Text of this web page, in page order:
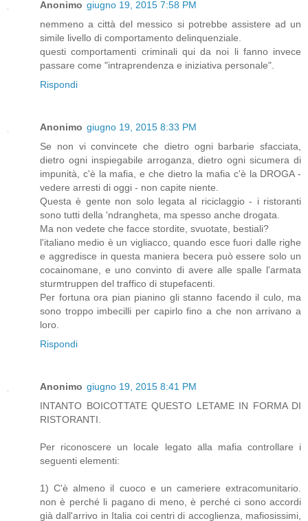
Anonimo giugno 19, 2015 7:58 PM
nemmeno a città del messico si potrebbe assistere ad un
simile livello di comportamento delinquenziale.
questi comportamenti criminali qui da noi li fanno invece
passare come "intraprendenza e iniziativa personale".
Rispondi
Anonimo giugno 19, 2015 8:33 PM
Se non vi convincete che dietro ogni barbarie sfacciata,
dietro ogni inspiegabile arroganza, dietro ogni sicumera di
impunità, c'è la mafia, e che dietro la mafia c'è la DROGA -
vedere arresti di oggi - non capite niente.
Questa è gente non solo legata al riciclaggio - i ristoranti
sono tutti della 'ndrangheta, ma spesso anche drogata.
Ma non vedete che facce stordite, svuotate, bestiali?
l'italiano medio è un vigliacco, quando esce fuori dalle righe
e aggredisce in questa maniera becera può essere solo un
cocainomane, e uno convinto di avere alle spalle l'armata
sturmtruppen del traffico di stupefacenti.
Per fortuna ora pian pianino gli stanno facendo il culo, ma
sono troppo imbecilli per capirlo fino a che non arrivano a
loro.
Rispondi
Anonimo giugno 19, 2015 8:41 PM
INTANTO BOICOTTATE QUESTO LETAME IN FORMA DI
RISTORANTI.
Per riconoscere un locale legato alla mafia controllare i
seguenti elementi:
1) C'è almeno il cuoco e un cameriere extracomunitario.
non è perché li pagano di meno, è perché ci sono accordi
già dall'arrivo in Italia coi centri di accoglienza, mafiosissimi,